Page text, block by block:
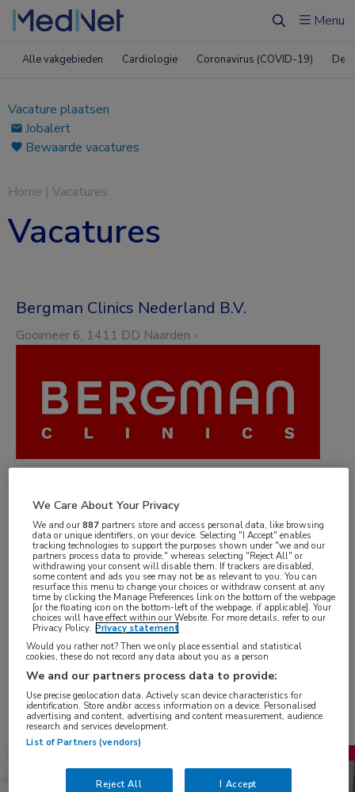
ZoekenMenu
Alle vakgebieden Cardiologie Coronavirus (COVID-19)
Vacature plaatsen
Jobalert
Bewaarde vacatures
Home | Vacatures
Vacatures
Bergman Clinics Nederland B.V.
Gooimeer 6, 1411 DD Naarden
Dáárom werken bij Bergman Clinics
Maak verschil met jouw talent. Bij Bergman
Clinics helpen we jou het beste uit jezelf te
halen. Verleg je grenzen en draag bij aan
betaalbare en hoogwaardige planbare
medische zorg die toegankelijk is voor
iedereen. Nu, en in de toekomst.
Bekijk alle vacatures
We Care About Your Privacy
We and our887 partners store and access personal data, like browsing
data or unique identifiers, on your device. Selecting "I Accept" enables
tracking technologies to support the purposes shown under "we and our
partners process data to provide," whereas selecting "Reject All" or
withdrawing your consent will disable them. If trackers are disabled,
some content and ads you see may not be as relevant to you. You can
resurface this menu to change your choices or withdraw consent at any
time by clicking the Manage Preferences link on the bottom of the webpage
[or the floating icon on the bottom-left of the webpage, if applicable]. Your
choices will have effect within our Website. For more details, refer to our
Privacy Policy. Privacy statement
Would you rather not? Then we only place essential and statistical
cookies, these do not record any data about you as a person
We and our partners process data to provide:
Use precise geolocation data. Actively scan device characteristics for
identification. Store and/or access information on a device. Personalised
advertising and content, advertising and content measurement, audience
research and services development.
List of Partners (vendors)
Reject All I Accept